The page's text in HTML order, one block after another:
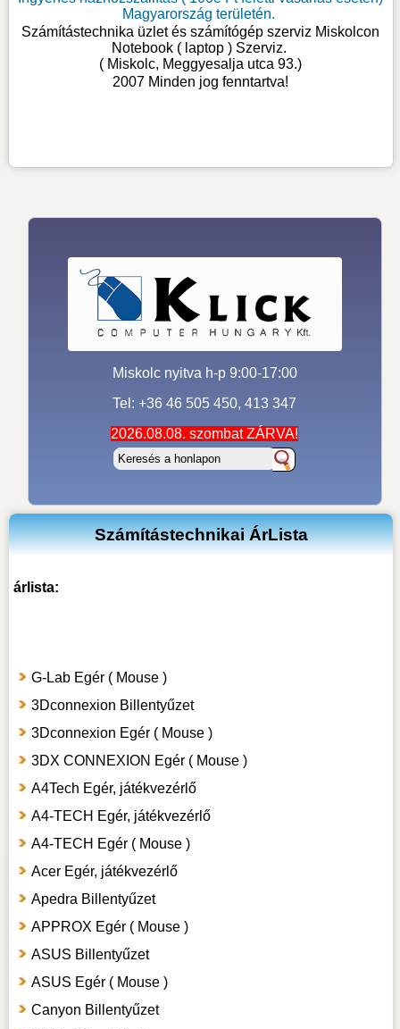
Magyarország területén.
Számítástechnika üzlet és számítógép szerviz Miskolcon
Notebook ( laptop ) Szerviz.
( Miskolc, Meggyesalja utca 93.)
2007 Minden jog fenntartva!
Miskolc nyitva h-p 9:00-17:00
Tel: +36 46 505 450, 413 347
2026.08.08. szombat ZÁRVA!
Számítástechnikai ÁrLista
árlista:
G-Lab Egér ( Mouse )
3Dconnexion Billentyűzet
3Dconnexion Egér ( Mouse )
3DX CONNEXION Egér ( Mouse )
A4Tech Egér, játékvezérlő
A4-TECH Egér, játékvezérlő
A4-TECH Egér ( Mouse )
Acer Egér, játékvezérlő
Apedra Billentyűzet
APPROX Egér ( Mouse )
ASUS Billentyűzet
ASUS Egér ( Mouse )
Canyon Billentyűzet